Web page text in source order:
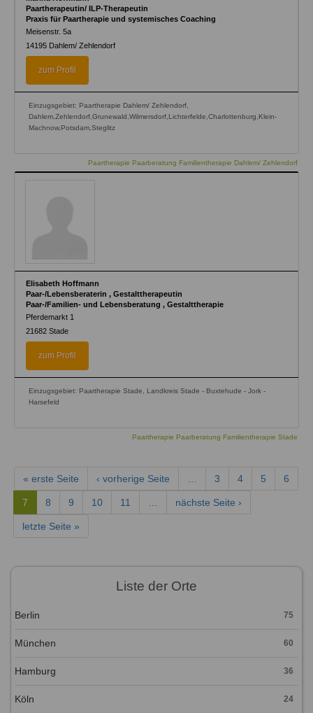
Paartherapeutin/ ILP-Therapeutin
Praxis für Paartherapie und systemisches Coaching
Meisenstr. 5a
14195 Dahlem/ Zehlendorf
zum Profil
Einzugsgebiet: Paartherapie Dahlem/ Zehlendorf,
Dahlem,Zehlendorf,Grunewald,Wilmersdorf,Lichterfelde,Charlottenburg,Klein-
Machnow,Potsdam,Steglitz
Paartherapie Paarberatung Familientherapie Dahlem/ Zehlendorf
Elisabeth Hoffmann
Paar-/Lebensberaterin , Gestalttherapeutin
Paar-/Familien- und Lebensberatung , Gestalttherapie
Pferdemarkt 1
21682 Stade
zum Profil
Einzugsgebiet: Paartherapie Stade, Landkreis Stade - Buxtehude - Jork -
Harsefeld
Paartherapie Paarberatung Familientherapie Stade
« erste Seite ‹ vorherige Seite 3 4 5 6
7 8 9 10 11 nächste Seite ›
letzte Seite »
Liste der Orte
Berlin 75
München 60
Hamburg 36
Köln 24